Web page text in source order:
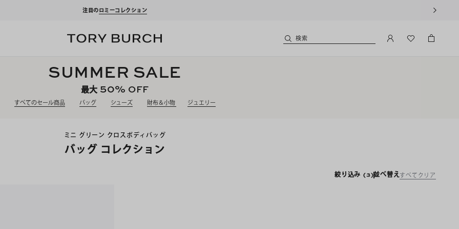
注目のロミーコレクション
検索
SUMMER SALE
最大 50% OFF
すべてのセール商品 バッグ シューズ 財布＆小物 ジュエリー
ミニ グリーン クロスボディバッグ
バッグ コレクション
絞り込み (3)並べ替えすべてクリア